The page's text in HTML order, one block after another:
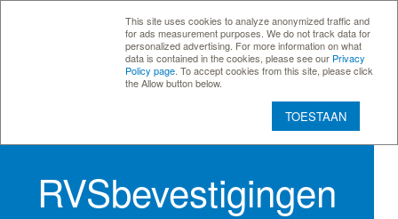
This site uses cookies to analyze anonymized traffic and
for ads measurement purposes. We do not track data for
personalized advertising. For more information on what
data is contained in the cookies, please see our Privacy
Policy page . To accept cookies from this site, please click
the Allow button below.
TOESTAAN
RVSbevestigingen